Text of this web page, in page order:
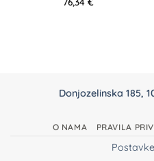
Donjozelinska 185,
O NAMA PRAVILA